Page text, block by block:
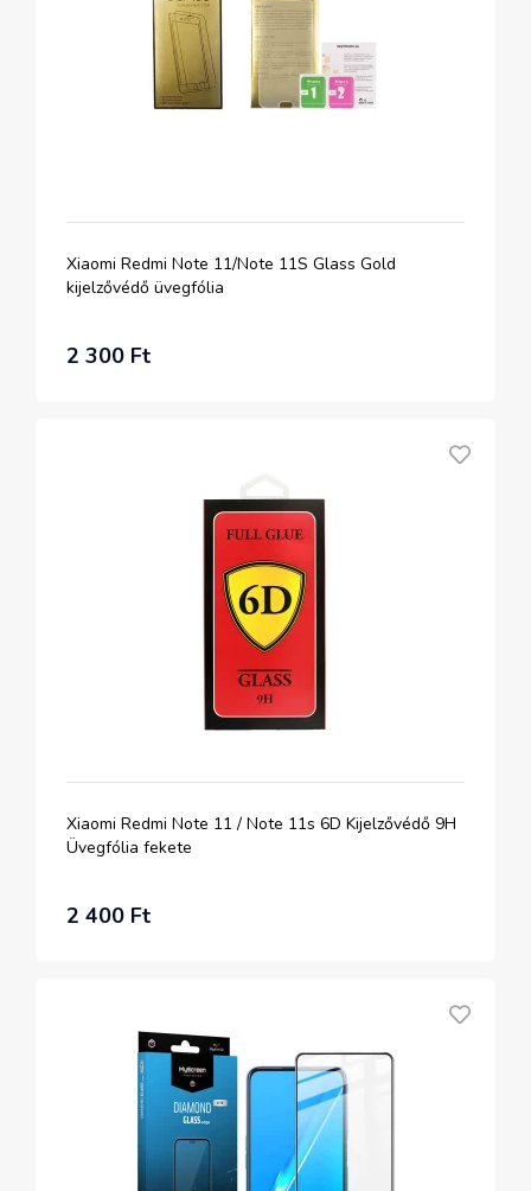
Xiaomi Redmi Note 11/Note 11S Glass Gold
kijelzővédő üvegfólia
2 300 Ft
Xiaomi Redmi Note 11 / Note 11s 6D Kijelzővédő 9H
Üvegfólia fekete
2 400 Ft